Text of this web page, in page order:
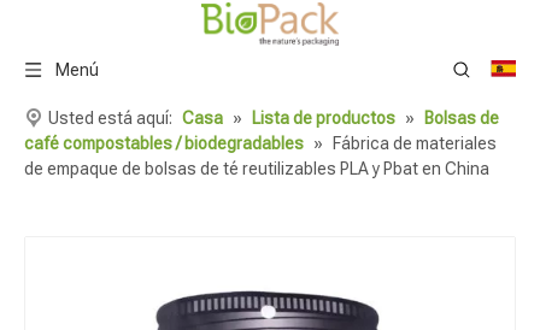
Menú
Usted está aquí: Casa » Lista de productos »
Bolsas de
café compostables / biodegradables »
Fábrica de materiales
de empaque de bolsas de té reutilizables PLA y Pbat en China